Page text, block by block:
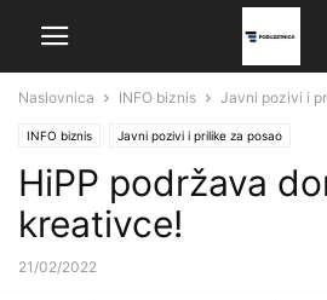
Naslovnica INFO biznis Javni pozivi i
INFO biznis Javni pozivi i prilike za posao
HiPP podržava
kreativce!
21/02/2022